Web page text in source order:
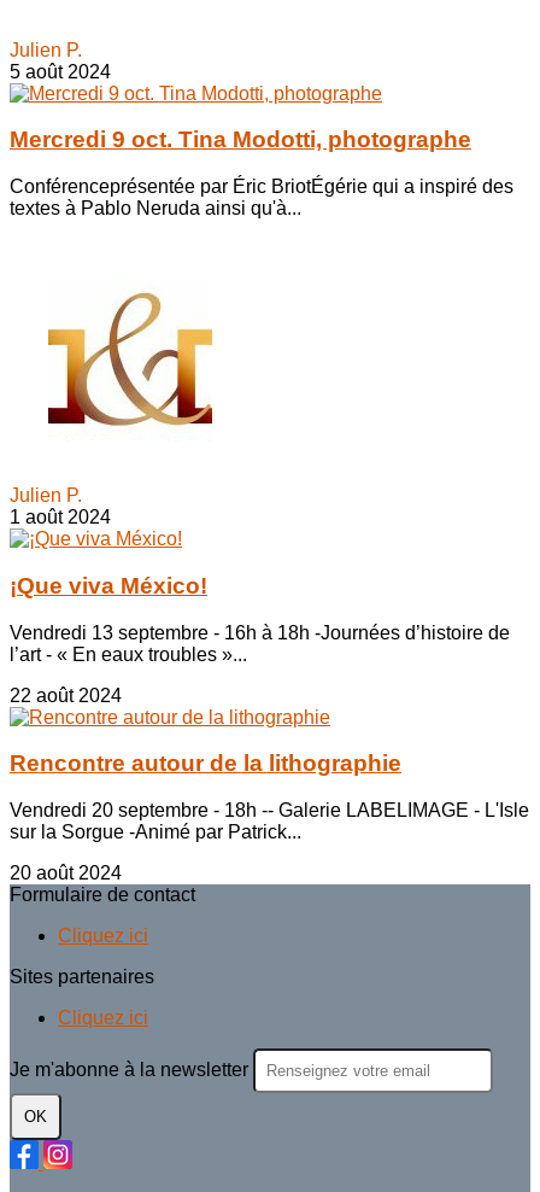
Julien P.
5 août 2024
Mercredi 9 oct. Tina Modotti, photographe
Conférenceprésentée par Éric BriotÉgérie qui a inspiré des
textes à Pablo Neruda ainsi qu'à...
Julien P.
1 août 2024
¡Que viva México!
Vendredi 13 septembre - 16h à 18h -Journées d’histoire de
l’art - « En eaux troubles »...
22 août 2024
Rencontre autour de la lithographie
Vendredi 20 septembre - 18h -- Galerie LABELIMAGE - L'Isle
sur la Sorgue -Animé par Patrick...
20 août 2024
Formulaire de contact
Cliquez ici
Sites partenaires
Cliquez ici
Je m'abonne à la newsletter
OK